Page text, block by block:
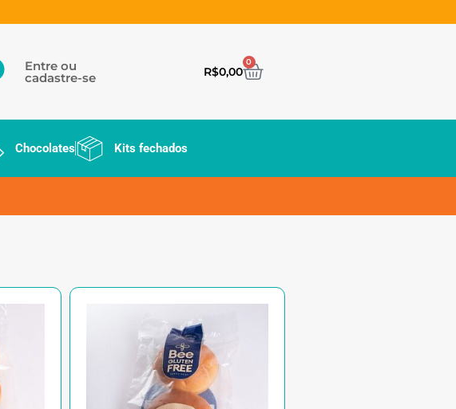
Entre ou
cadastre-se R$0,00
0
Chocolates Kits fechados